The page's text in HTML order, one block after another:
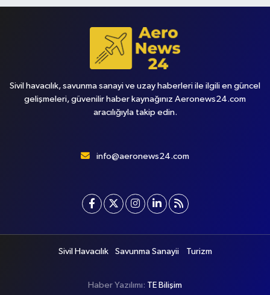
Sivil havacılık, savunma sanayi ve uzay haberleri ile ilgili en güncel
gelişmeleri, güvenilir haber kaynağınız Aeronews24.com
aracılığıyla takip edin.
info@aeronews24.com
Sivil Havacılık Savunma Sanayii Turizm
Haber Yazılımı: TE Bilişim